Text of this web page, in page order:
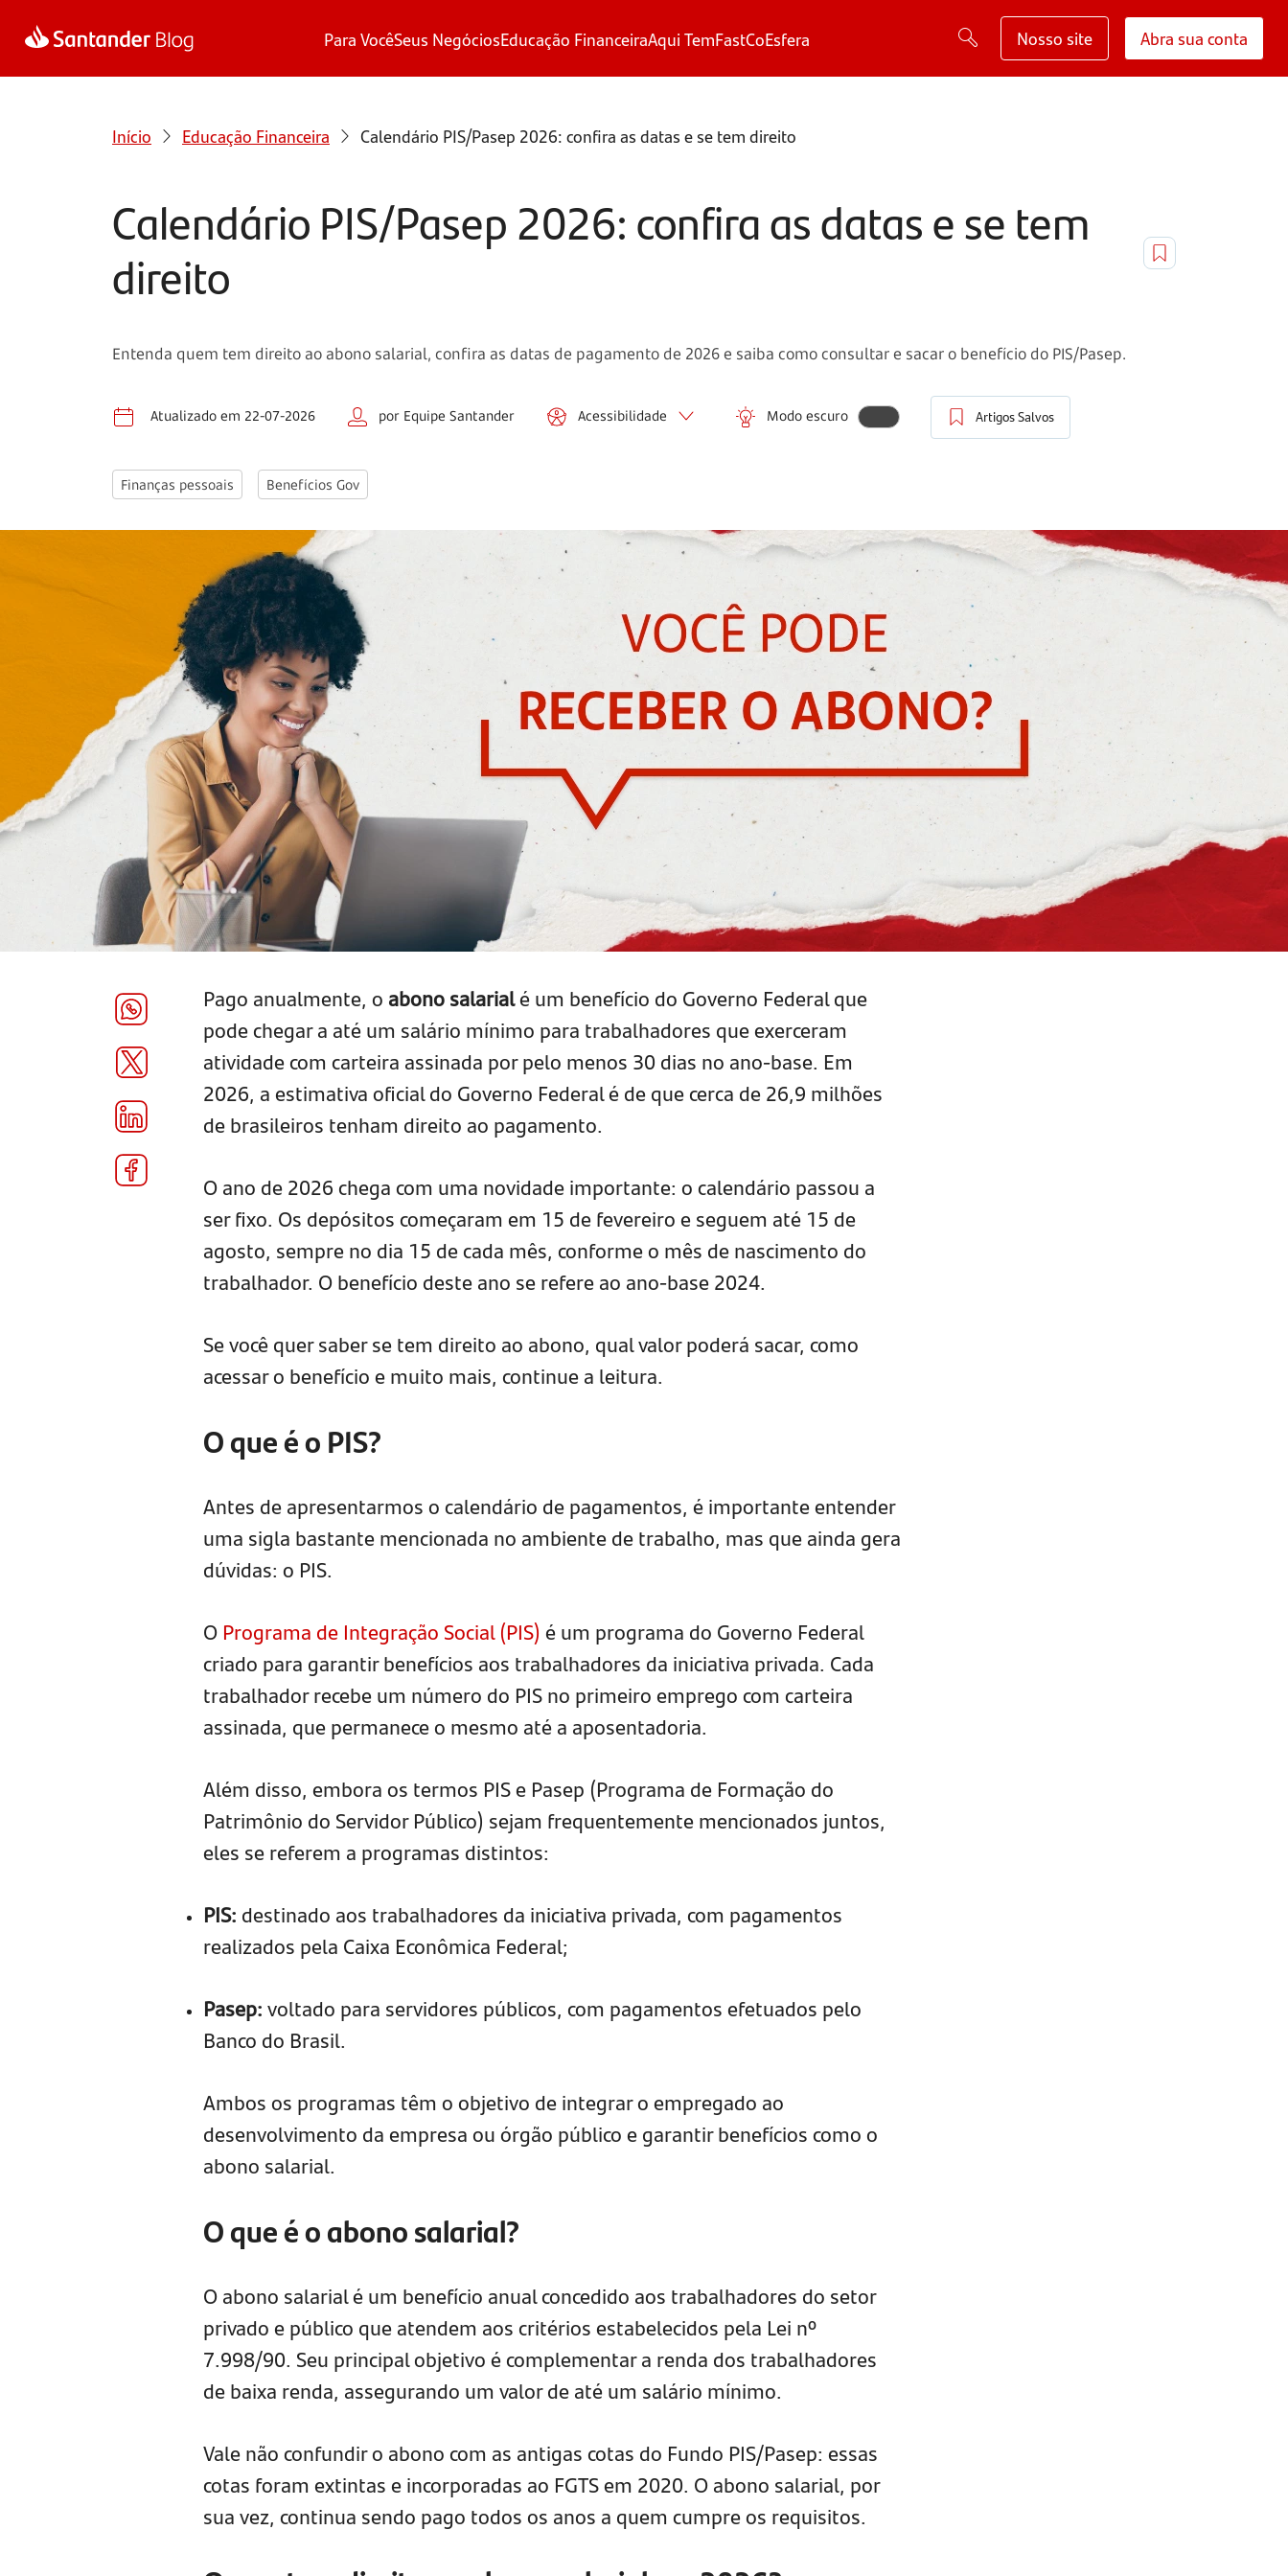
Para VocêSeus NegóciosEducação FinanceiraAqui TemFastCoEsfera Nosso site Abra sua conta
Início Educação Financeira Calendário PIS/Pasep 2026: confira as datas e se tem direito
Calendário PIS/Pasep 2026: confira as datas e se tem
direito
Entenda quem tem direito ao abono salarial, confira as datas de pagamento de 2026 e saiba como consultar e sacar o benefício do PIS/Pasep.
Atualizado em 22-07-2026 por Equipe Santander Acessibilidade Modo escuro Artigos Salvos
Finanças pessoais Benefícios Gov
Pago anualmente, o abono salarialé um benefício do Governo Federal que
pode chegar a até um salário mínimo para trabalhadores que exerceram
atividade com carteira assinada por pelo menos 30 dias no ano-base. Em
2026, a estimativa oficial do Governo Federal é de que cerca de 26,9 milhões
de brasileiros tenham direito ao pagamento.
O ano de 2026 chega com uma novidade importante: o calendário passou a
ser fixo. Os depósitos começaram em 15 de fevereiro e seguem até 15 de
agosto, sempre no dia 15 de cada mês, conforme o mês de nascimento do
trabalhador. O benefício deste ano se refere ao ano-base 2024.
Se você quer saber se tem direito ao abono, qual valor poderá sacar, como
acessar o benefício e muito mais, continue a leitura.
O que é o PIS?
Antes de apresentarmos o calendário de pagamentos, é importante entender
uma sigla bastante mencionada no ambiente de trabalho, mas que ainda gera
dúvidas: o PIS.
O Programa de Integração Social (PIS) é um programa do Governo Federal
criado para garantir benefícios aos trabalhadores da iniciativa privada. Cada
trabalhador recebe um número do PIS no primeiro emprego com carteira
assinada, que permanece o mesmo até a aposentadoria.
Além disso, embora os termos PIS e Pasep (Programa de Formação do
Patrimônio do Servidor Público) sejam frequentemente mencionados juntos,
eles se referem a programas distintos:
PIS: destinado aos trabalhadores da iniciativa privada, com pagamentos
realizados pela Caixa Econômica Federal;
Pasep:voltado para servidores públicos, com pagamentos efetuados pelo
Banco do Brasil.
Ambos os programas têm o objetivo de integrar o empregado ao
desenvolvimento da empresa ou órgão público e garantir benefícios como o
abono salarial.
O que é o abono salarial?
O abono salarial é um benefício anual concedido aos trabalhadores do setor
privado e público que atendem aos critérios estabelecidos pela Lei nº
7.998/90. Seu principal objetivo é complementar a renda dos trabalhadores
de baixa renda, assegurando um valor de até um salário mínimo.
Vale não confundir o abono com as antigas cotas do Fundo PIS/Pasep: essas
cotas foram extintas e incorporadas ao FGTS em 2020. O abono salarial, por
sua vez, continua sendo pago todos os anos a quem cumpre os requisitos.